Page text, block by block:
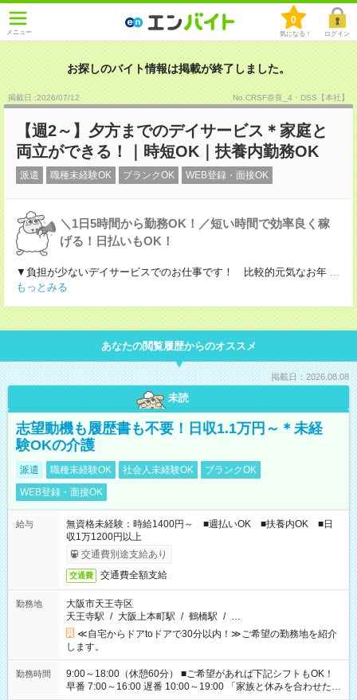
メニュー
0
気になる！ ログイン
お探しのバイト情報は掲載が終了しました。
掲載日 :2026/07/12 No.CRSF奈良_4・DSS【本社】
【週2～】夕方までのデイサービス＊家庭と
両立ができる！｜時短OK｜扶養内勤務OK
派遣 職種未経験OK ブランクOK WEB登録・面接OK
＼1日5時間から勤務OK！／短い時間で効率良く稼
げる！日払いもOK！
▼負担が少ないデイサービスでのお仕事です！ 比較的元気なお年 ...
もっとみる
あなたの閲覧履歴からのオススメ
掲載日：2026.08.08
未読
志望動機も履歴書も不要！日収1.1万円～＊未経
験OKの介護
派遣 職種未経験OK 社会人未経験OK
ブランクOK
WEB登録・面接OK
給与
無資格未経験：時給1400円～ ■週払いOK ■扶養内OK ■日
収1万1200円以上
交通費別途支給あり
交通費 交通費全額支給
勤務地
大阪市天王寺区
天王寺駅 / 大阪上本町駅 / 鶴橋駅 / …
≪自宅からドアtoドアで30分以内！≫ご希望の勤務地を紹介
します。
勤務時間
9:00～18:00（休憩60分） ■ご希望があれば下記シフトもOK！
早番 7:00～16:00 遅番 10:00～19:00 「家族と休みを合わせた